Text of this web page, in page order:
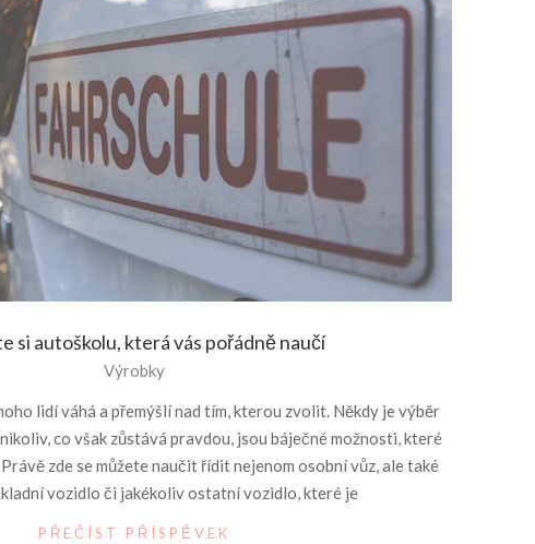
si autoškolu, která vás pořádně naučí
Výrobky
lidí váhá a přemýšlí nad tím, kterou zvolit. Někdy je výběr
co však zůstává pravdou, jsou báječné možnosti, které
zde se můžete naučit řídit nejenom osobní vůz, ale také
vozidlo či jakékoliv ostatní vozidlo, které je
PŘEČÍST PŘÍSPĚVEK